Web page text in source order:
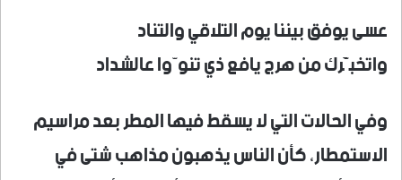
عسى يوفق بيننا يوم التلاقي والتناد
واتخبَّرك من هرج يافع ذي تنوّوا عالشداد
وفي الحالات التي لا يسقط فيها المطر بعد مراسيم
الاستمطار، كأن الناس يذهبون مذاهب شتى في